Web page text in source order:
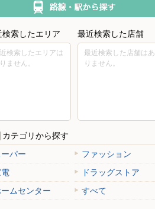
検索したエリア
検索したエリアは
ません。
最近検索した店舗
最近検索した店舗はあ
りません。
カテゴリから探す
ーパー
ファッション
ドラッグストア
ームセンター
すべて